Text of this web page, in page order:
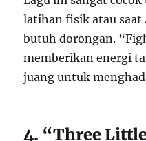
latihan fisik atau saat
butuh dorongan.
memberikan energi
juang untuk
4. “Three